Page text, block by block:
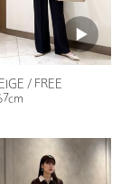
/ FREE